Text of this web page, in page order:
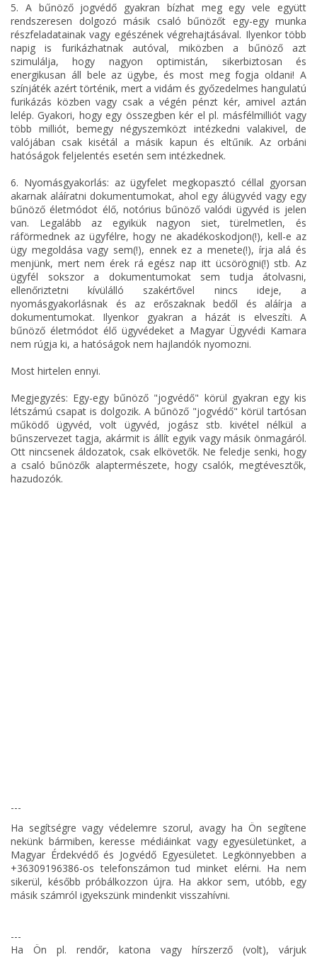
5. A bűnöző jogvédő gyakran bízhat meg egy vele együtt
rendszeresen dolgozó másik csaló bűnözőt egy-egy munka
részfeladatainak vagy egészének végrehajtásával. Ilyenkor több
napig is furikázhatnak autóval, miközben a bűnöző azt
szimulálja, hogy nagyon optimistán, sikerbiztosan és
energikusan áll bele az ügybe, és most meg fogja oldani! A
színjáték azért történik, mert a vidám és győzedelmes hangulatú
furikázás közben vagy csak a végén pénzt kér, amivel aztán
lelép. Gyakori, hogy egy összegben kér el pl. másfélmilliót vagy
több milliót, bemegy négyszemközt intézkedni valakivel, de
valójában csak kisétál a másik kapun és eltűnik. Az orbáni
hatóságok feljelentés esetén sem intézkednek.
6. Nyomásgyakorlás: az ügyfelet megkopasztó céllal gyorsan
akarnak aláíratni dokumentumokat, ahol egy álügyvéd vagy egy
bűnöző életmódot élő, notórius bűnöző valódi ügyvéd is jelen
van. Legalább az egyikük nagyon siet, türelmetlen, és
ráförmednek az ügyfélre, hogy ne akadékoskodjon(!), kell-e az
ügy megoldása vagy sem(!), ennek ez a menete(!), írja alá és
menjünk, mert nem érek rá egész nap itt ücsörögni(!) stb. Az
ügyfél sokszor a dokumentumokat sem tudja átolvasni,
ellenőriztetni kívülálló szakértővel nincs ideje, a
nyomásgyakorlásnak és az erőszaknak bedől és aláírja a
dokumentumokat. Ilyenkor gyakran a házát is elveszíti. A
bűnöző életmódot élő ügyvédeket a Magyar Ügyvédi Kamara
nem rúgja ki, a hatóságok nem hajlandók nyomozni.
Most hirtelen ennyi.
Megjegyzés: Egy-egy bűnöző "jogvédő" körül gyakran egy kis
létszámú csapat is dolgozik. A bűnöző "jogvédő" körül tartósan
működő ügyvéd, volt ügyvéd, jogász stb. kivétel nélkül a
bűnszervezet tagja, akármit is állít egyik vagy másik önmagáról.
Ott nincsenek áldozatok, csak elkövetők. Ne feledje senki, hogy
a csaló bűnözők alaptermészete, hogy csalók, megtévesztők,
hazudozók.
---
Ha segítségre vagy védelemre szorul, avagy ha Ön segítene
nekünk bármiben, keresse médiáinkat vagy egyesületünket, a
Magyar Érdekvédő és Jogvédő Egyesületet. Legkönnyebben a
+36309196386-os telefonszámon tud minket elérni. Ha nem
sikerül, később próbálkozzon újra. Ha akkor sem, utóbb, egy
másik számról igyekszünk mindenkit visszahívni.
---
Ha Ön pl. rendőr, katona vagy hírszerző (volt), várjuk